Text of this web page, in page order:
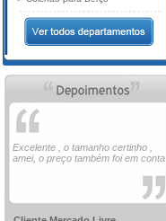
Excelente , o tamanho certinho ,
amei, o preço também foi em conta